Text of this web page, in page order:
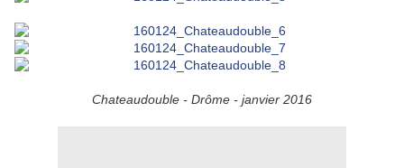
Chateaudouble - Drôme - janvier 2016